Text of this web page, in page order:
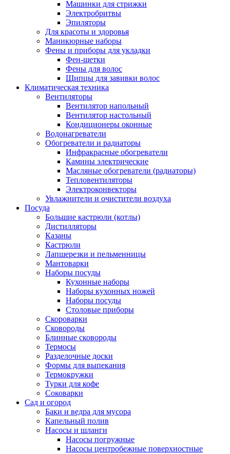
Машинки для стрижки
Электробритвы
Эпиляторы
Для красоты и здоровья
Маникюрные наборы
Фены и приборы для укладки
Фен-щетки
Фены для волос
Щипцы для завивки волос
Климатическая техника
Вентиляторы
Вентилятор напольный
Вентилятор настольный
Кондиционеры оконные
Водонагреватели
Обогреватели и радиаторы
Инфракрасные обогреватели
Камины электрические
Масляные обогреватели (радиаторы)
Тепловентиляторы
Электроконвекторы
Увлажнители и очистители воздуха
Посуда
Большие кастрюли (котлы)
Дистилляторы
Казаны
Кастрюли
Лапшерезки и пельменницы
Мантоварки
Наборы посуды
Кухонные наборы
Наборы кухонных ножей
Наборы посуды
Столовые приборы
Скороварки
Сковороды
Блинные сковороды
Термосы
Разделочные доски
Формы для выпекания
Термокружки
Турки для кофе
Соковарки
Сад и огород
Баки и ведра для мусора
Капельный полив
Насосы и шланги
Насосы погружные
Насосы центробежные поверхностные